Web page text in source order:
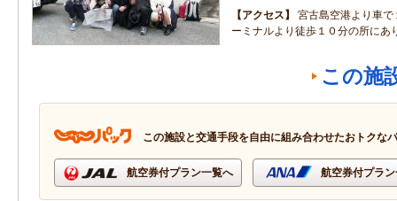
アクセス
宮古島空港より車
ーミナルより徒歩１０分の所にあ
この施
この施設と交通手段を自由に組み合わせたおトクな
航空券付プラン一覧へ 航空券付プラ